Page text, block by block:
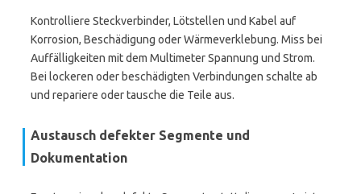
Kontrolliere Steckverbinder, Lötstellen und Kabel auf
Korrosion, Beschädigung oder Wärmeverklebung. Miss bei
Auffälligkeiten mit dem Multimeter Spannung und Strom.
Bei lockeren oder beschädigten Verbindungen schalte ab
und repariere oder tausche die Teile aus.
Austausch defekter Segmente und
Dokumentation